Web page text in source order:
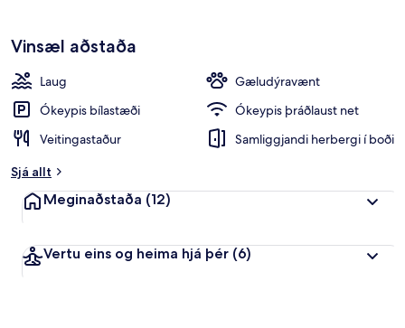
Vinsæl aðstaða
Laug
Gæludýravænt
Ókeypis bílastæði
Ókeypis þráðlaust net
Veitingastaður
Samliggjandi herbergi í boði
Sjá allt
Meginaðstaða (12)
Vertu eins og heima hjá þér (6)